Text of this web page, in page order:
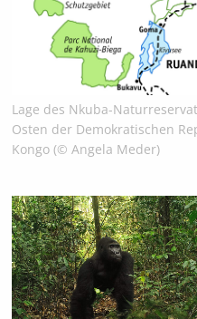
Lage des Nkuba-
Osten der Demokratischen
Kongo (© Angela Meder)